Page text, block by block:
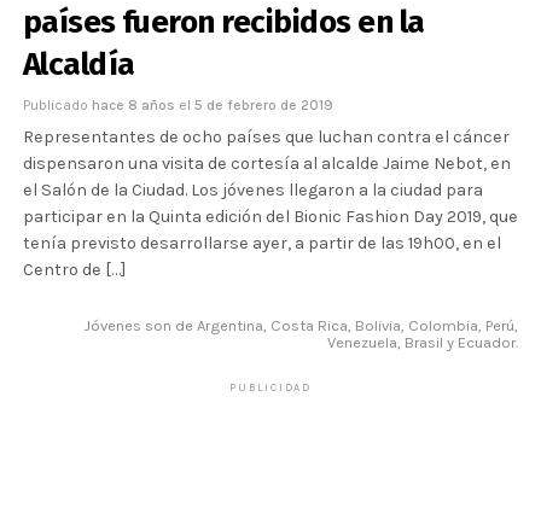
países fueron recibidos en la
Alcaldía
Publicado hace 8 años el 5 de febrero de 2019
Representantes de ocho países que luchan contra el cáncer
dispensaron una visita de cortesía al alcalde Jaime Nebot, en
el Salón de la Ciudad. Los jóvenes llegaron a la ciudad para
participar en la Quinta edición del Bionic Fashion Day 2019, que
tenía previsto desarrollarse ayer, a partir de las 19h00, en el
Centro de […]
Jóvenes son de Argentina, Costa Rica, Bolivia, Colombia, Perú,
Venezuela, Brasil y Ecuador.
PUBLICIDAD